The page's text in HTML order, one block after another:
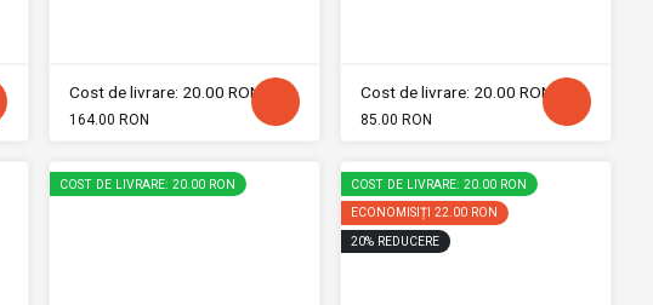
Cost de livrare: 20.00 RON
164.00 RON
Cost de livrare: 20.00 RON
85.00 RON
COST DE LIVRARE: 20.00 RON
COST DE LIVRARE: 20.00 RON
ECONOMISIȚI 22.00 RON
20% REDUCERE